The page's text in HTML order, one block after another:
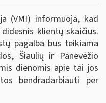
(VMI) informuoja, kad
klientų skaičius.
pagalba bus teikiama
Šiaulių ir Panevėžio
dienomis apie tai jos
bendradarbiauti per